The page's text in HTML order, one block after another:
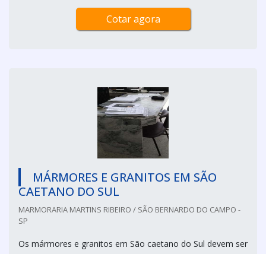
Cotar agora
MÁRMORES E GRANITOS EM SÃO
CAETANO DO SUL
MARMORARIA MARTINS RIBEIRO / SÃO BERNARDO DO CAMPO -
SP
Os mármores e granitos em São caetano do Sul devem ser